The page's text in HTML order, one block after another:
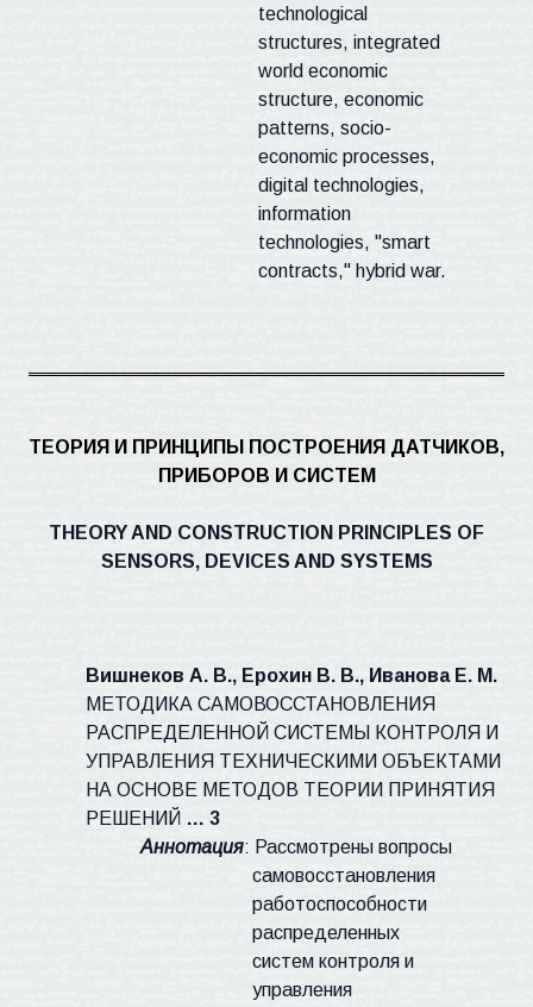
technological
structures, integrated
world economic
structure, economic
patterns, socio-
economic processes,
digital technologies,
information
technologies, "smart
contracts," hybrid war.
ТЕОРИЯ И ПРИНЦИПЫ ПОСТРОЕНИЯ ДАТЧИКОВ,
ПРИБОРОВ И СИСТЕМ
THEORY AND CONSTRUCTION PRINCIPLES OF
SENSORS, DEVICES AND SYSTEMS
Вишнеков А. В., Ерохин В. В., Иванова Е. М.
МЕТОДИКА САМОВОССТАНОВЛЕНИЯ
РАСПРЕДЕЛЕННОЙ СИСТЕМЫ КОНТРОЛЯ И
УПРАВЛЕНИЯ ТЕХНИЧЕСКИМИ ОБЪЕКТАМИ
НА ОСНОВЕ МЕТОДОВ ТЕОРИИ ПРИНЯТИЯ
РЕШЕНИЙ … 3
Аннотация: Рассмотренывопросы
самовосстановления
работоспособности
распределенных
систем контроля и
управления